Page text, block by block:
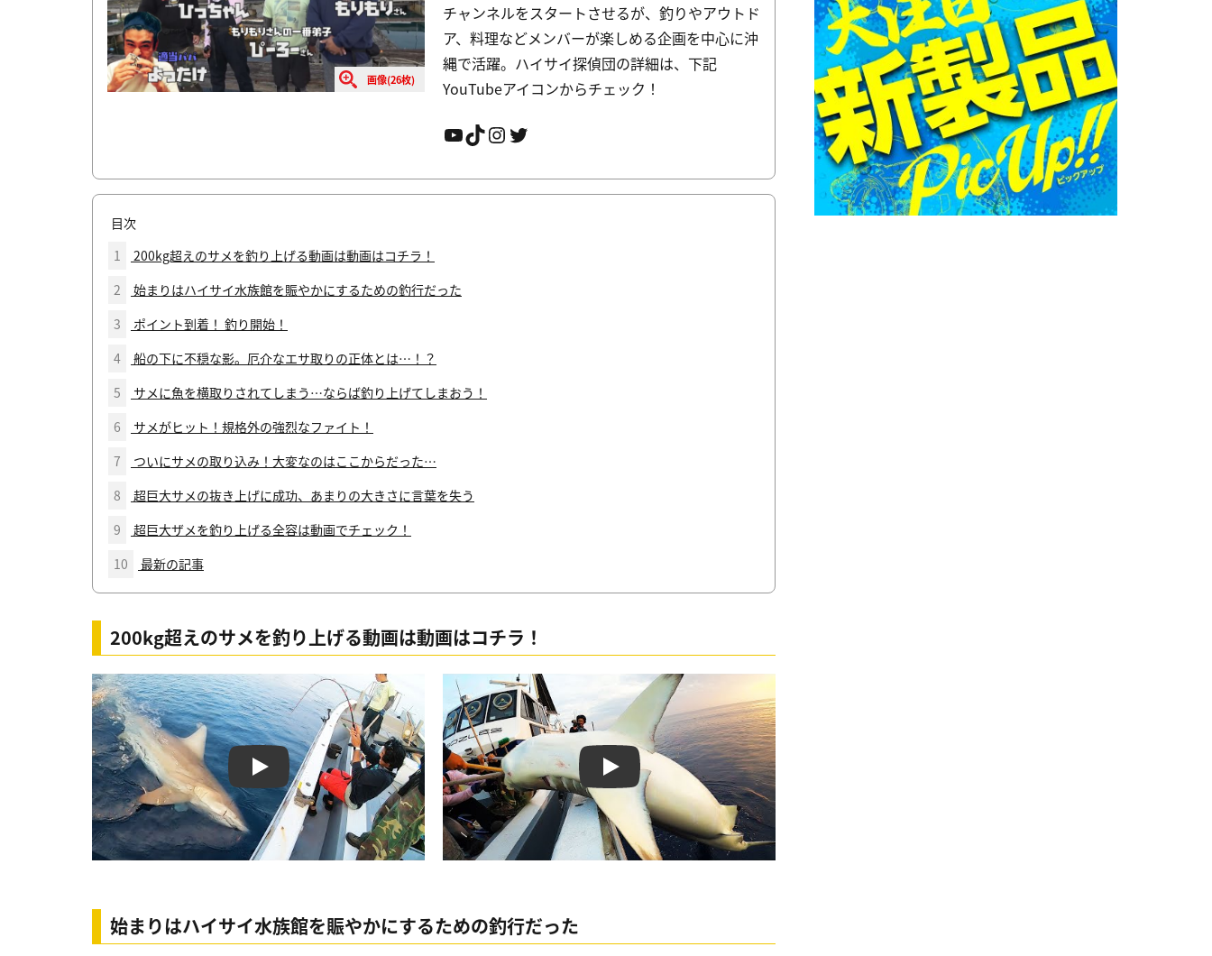
画像(26枚)
チャンネルをスタートさせるが、釣りやアウトド
ア、料理などメンバーが楽しめる企画を中心に沖
縄で活躍。ハイサイ探偵団の詳細は、下記
YouTubeアイコンからチェック！
YouTube TikTok InstagramTwitter
目次
1
200kg超えのサメを釣り上げる動画は動画はコチラ！
2
始まりはハイサイ水族館を賑やかにするための釣行だった
3
ポイント到着！ 釣り開始！
4
船の下に不穏な影。厄介なエサ取りの正体とは…！？
5
サメに魚を横取りされてしまう…ならば釣り上げてしまおう！
6
サメがヒット！規格外の強烈なファイト！
7
ついにサメの取り込み！大変なのはここからだった…
8
超巨大サメの抜き上げに成功、あまりの大きさに言葉を失う
9
超巨大ザメを釣り上げる全容は動画でチェック！
10
最新の記事
200kg超えのサメを釣り上げる動画は動画はコチラ！
Play Play
始まりはハイサイ水族館を賑やかにするための釣行だった